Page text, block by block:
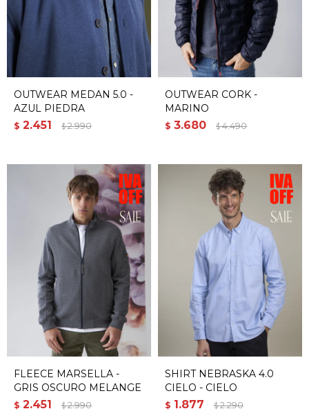
OUTWEAR MEDAN 5.0 -
AZUL PIEDRA
$ 2.451 $ 2.990
OUTWEAR CORK -
MARINO
$ 3.680 $ 4.490
FLEECE MARSELLA -
GRIS OSCURO MELANGE
$ 2.451 $ 2.990
SHIRT NEBRASKA 4.0
CIELO - CIELO
$ 1.877 $ 2.290